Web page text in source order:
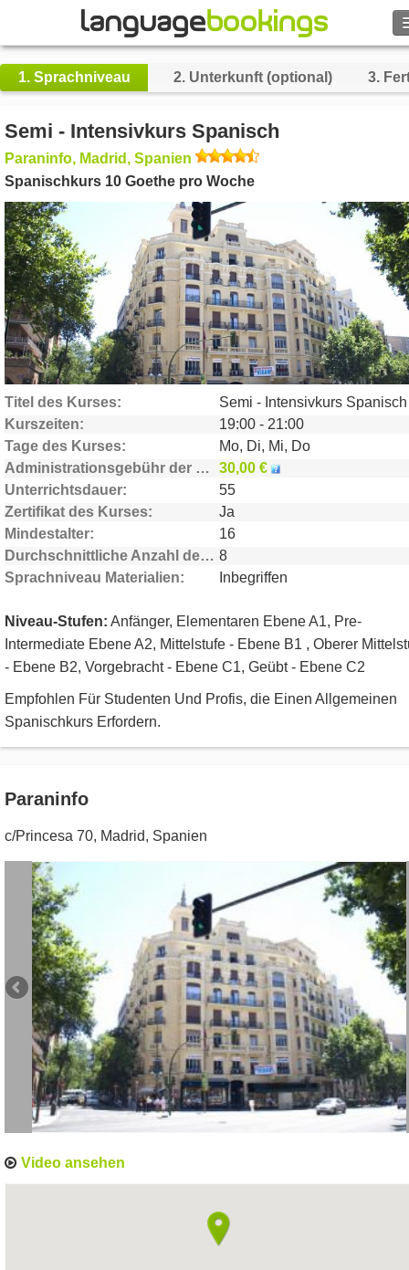
DURCHSUCHEN
Login
Hilfe
Währung €
Sprache
1. Sprachniveau 2. Unterkunft (optional) 3.
Semi - Intensivkurs Spanisch
Paraninfo, Madrid, Spanien
Spanischkurs 10 Goethe pro Woche
Titel des Kurses
Semi - Intensivkurs Spanisch
Kurszeiten
19:00 - 21:00
Tage des Kurses
Mo, Di, Mi, Do
Administrationsgebühr der Schule
30,00 €
Unterrichtsdauer
55
Zertifikat des Kurses
Ja
Mindestalter
16
Durchschnittliche Anzahl der Teilnehmer 8
Sprachniveau Materialien
Inbegriffen
Niveau-Stufen: Anfänger, Elementaren Ebene A1, Pre-
Intermediate Ebene A2, Mittelstufe - Ebene B1 , Oberer
- Ebene B2, Vorgebracht - Ebene C1, Geübt - Ebene C2
Empfohlen Für Studenten Und Profis, die Einen Allgemeinen
Spanischkurs Erfordern.
Paraninfo
c/Princesa 70, Madrid, Spanien
Video ansehen